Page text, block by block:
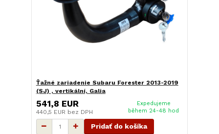
Ťažné zariadenie Subaru Forester 2013-2019
(SJ) , vertikální, Galia
541,8 EUR
440,5 EUR bez DPH
Expedujeme
během 24-48 hod
Pridať do košíka